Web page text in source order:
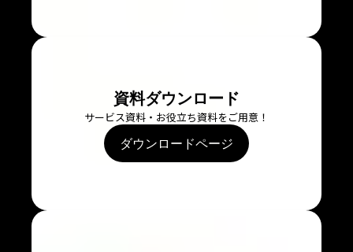
資料ダウンロード
サービス資料・お役立ち資料をご用意！
ダウンロードページ